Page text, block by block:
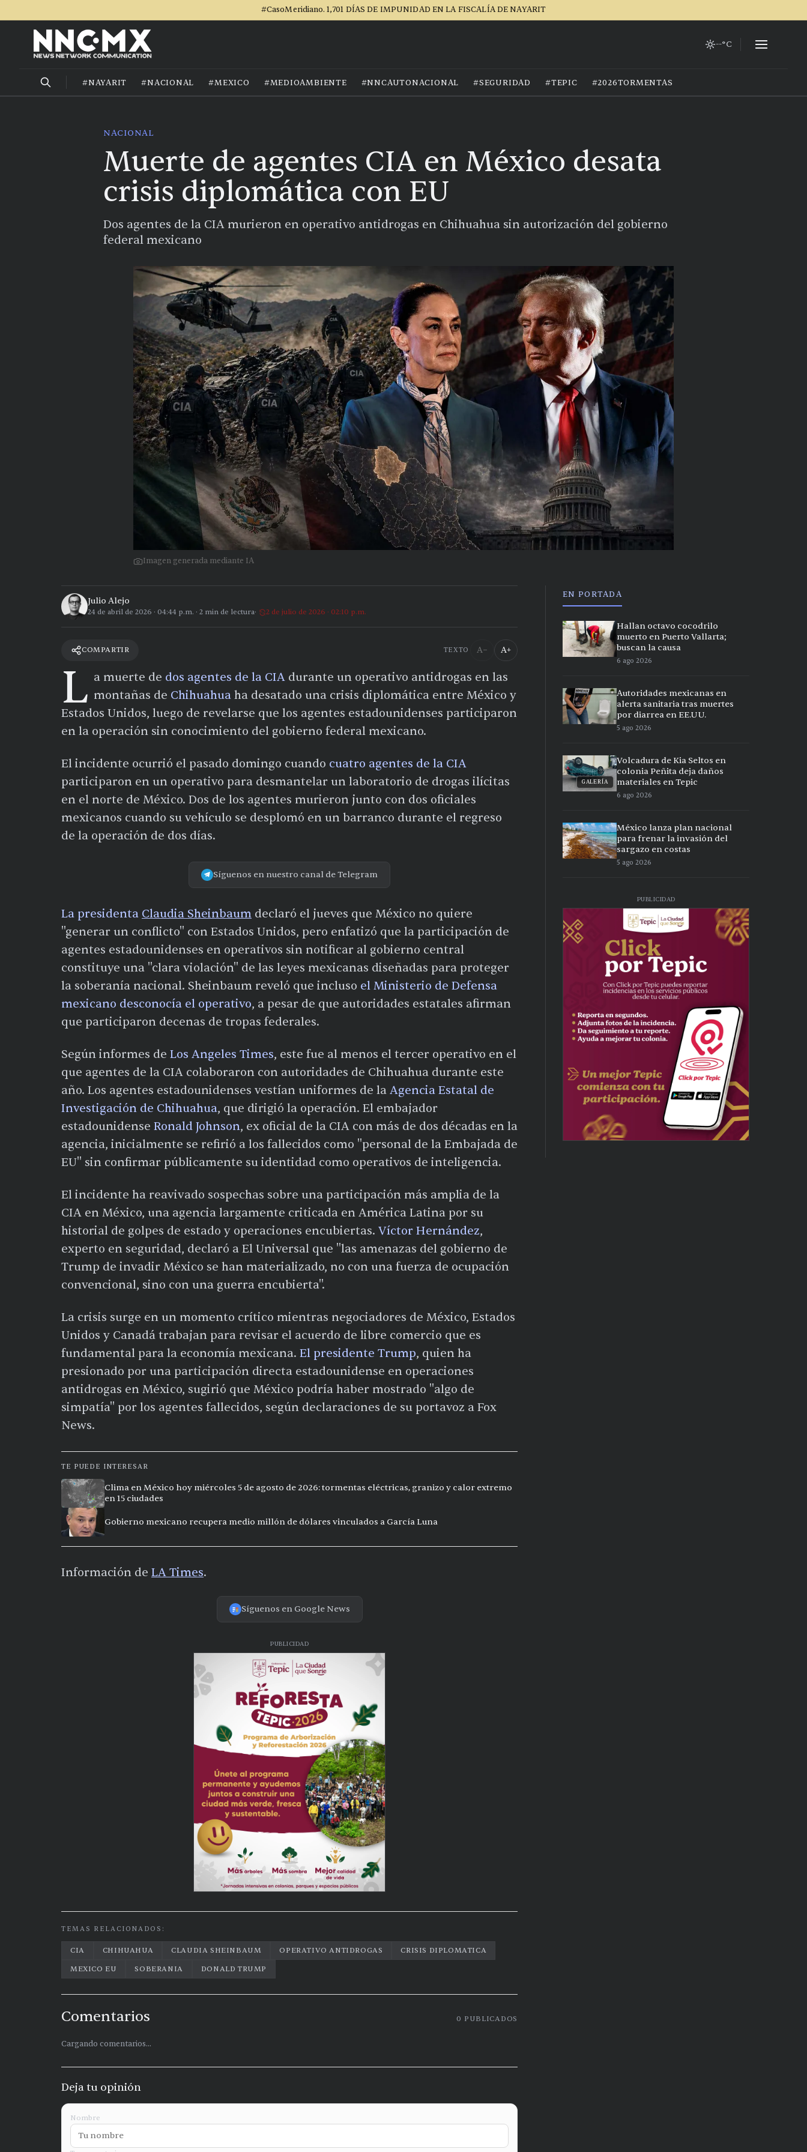
#CasoMeridiano. 1,701 DÍAS DE IMPUNIDAD EN LA FISCALÍA DE NAYARIT
--°C
#NAYARIT #NACIONAL #MEXICO #MEDIOAMBIENTE #NNCAUTONACIONAL #SEGURIDAD #TEPIC #2026TORMENTAS
NACIONAL
Muerte de agentes CIA en México desata
crisis diplomática con EU
Dos agentes de la CIA murieron en operativo antidrogas en Chihuahua sin autorización del gobierno
federal mexicano
Imagen generada mediante IA
Julio Alejo
24 de abril de 2026 · 04:44 p.m. · 2 min de lectura 2 de julio de 2026 · 02:10 p.m.
COMPARTIR TEXTO A− A+
L a muerte de dos agentes de la CIA durante un operativo antidrogas en las
montañas de Chihuahua ha desatado una crisis diplomática entre México y
Estados Unidos, luego de revelarse que los agentes estadounidenses participaron
en la operación sin conocimiento del gobierno federal mexicano.
El incidente ocurrió el pasado domingo cuando cuatro agentes de la CIA
participaron en un operativo para desmantelar un laboratorio de drogas ilícitas
en el norte de México. Dos de los agentes murieron junto con dos oficiales
mexicanos cuando su vehículo se desplomó en un barranco durante el regreso
de la operación de dos días.
Síguenos en nuestro canal de Telegram
La presidenta Claudia Sheinbaum declaró el jueves que México no quiere
"generar un conflicto" con Estados Unidos, pero enfatizó que la participación de
agentes estadounidenses en operativos sin notificar al gobierno central
constituye una "clara violación" de las leyes mexicanas diseñadas para proteger
la soberanía nacional. Sheinbaum reveló que incluso el Ministerio de Defensa
mexicano desconocía el operativo, a pesar de que autoridades estatales afirman
que participaron decenas de tropas federales.
Según informes de Los Angeles Times, este fue al menos el tercer operativo en el
que agentes de la CIA colaboraron con autoridades de Chihuahua durante este
año. Los agentes estadounidenses vestían uniformes de la Agencia Estatal de
Investigación de Chihuahua, que dirigió la operación. El embajador
estadounidense Ronald Johnson, ex oficial de la CIA con más de dos décadas en la
agencia, inicialmente se refirió a los fallecidos como "personal de la Embajada de
EU" sin confirmar públicamente su identidad como operativos de inteligencia.
El incidente ha reavivado sospechas sobre una participación más amplia de la
CIA en México, una agencia largamente criticada en América Latina por su
historial de golpes de estado y operaciones encubiertas. Víctor Hernández,
experto en seguridad, declaró a El Universal que "las amenazas del gobierno de
Trump de invadir México se han materializado, no con una fuerza de ocupación
convencional, sino con una guerra encubierta".
La crisis surge en un momento crítico mientras negociadores de México, Estados
Unidos y Canadá trabajan para revisar el acuerdo de libre comercio que es
fundamental para la economía mexicana. El presidente Trump, quien ha
presionado por una participación directa estadounidense en operaciones
antidrogas en México, sugirió que México podría haber mostrado "algo de
simpatía" por los agentes fallecidos, según declaraciones de su portavoz a Fox
News.
TE PUEDE INTERESAR
Clima en México hoy miércoles 5 de agosto de 2026: tormentas eléctricas, granizo y calor extremo
en 15 ciudades
Gobierno mexicano recupera medio millón de dólares vinculados a García Luna
Información de LA Times.
Síguenos en Google News
PUBLICIDAD
TEMAS RELACIONADOS:
CIA CHIHUAHUA CLAUDIA SHEINBAUM OPERATIVO ANTIDROGAS
CRISIS DIPLOMATICA
MEXICO EU
SOBERANIA DONALD TRUMP
Comentarios 0 PUBLICADOS
Cargando comentarios...
Deja tu opinión
Nombre
EN PORTADA
Hallan octavo cocodrilo
muerto en Puerto Vallarta;
buscan la causa
6 ago 2026
Autoridades mexicanas en
alerta sanitaria tras muertes
por diarrea en EE.UU.
5 ago 2026
GALERÍA
Volcadura de Kia Seltos en
colonia Peñita deja daños
materiales en Tepic
6 ago 2026
México lanza plan nacional
para frenar la invasión del
sargazo en costas
5 ago 2026
PUBLICIDAD